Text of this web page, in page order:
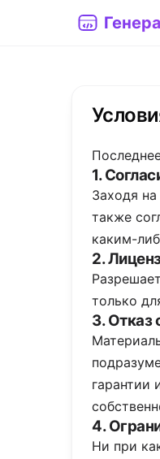
1.
Заходя
также
каким-
2.
только
3. Отказ
гарантии
4.
Ни при